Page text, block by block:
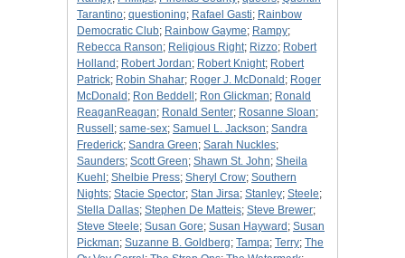
Tarantino; questioning; Rafael Gasti; Rainbow
Democratic Club; Rainbow Gayme; Rampy;
Rebecca Ranson; Religious Right; Rizzo; Robert
Holland ; Robert Jordan; Robert Knight; Robert
Patrick; Robin Shahar; Roger J. McDonald ; Roger
McDonald ; Ron Beddell ; Ron Glickman; Ronald
ReaganReagan; Ronald Senter; Rosanne Sloan;
Russell ; same-sex; Samuel L. Jackson; Sandra
Frederick; Sandra Green; Sarah Nuckles;
Saunders; Scott Green; Shawn St. John; Sheila
Kuehl ; Shelbie Press; Sheryl Crow; Southern
Nights; Stacie Spector; Stan Jirsa; Stanley; Steele;
Stella Dallas; Stephen De Matteis; Steve Brewer;
Steve Steele; Susan Gore; Susan Hayward ; Susan
Pickman; Suzanne B. Goldberg; Tampa; Terry; The